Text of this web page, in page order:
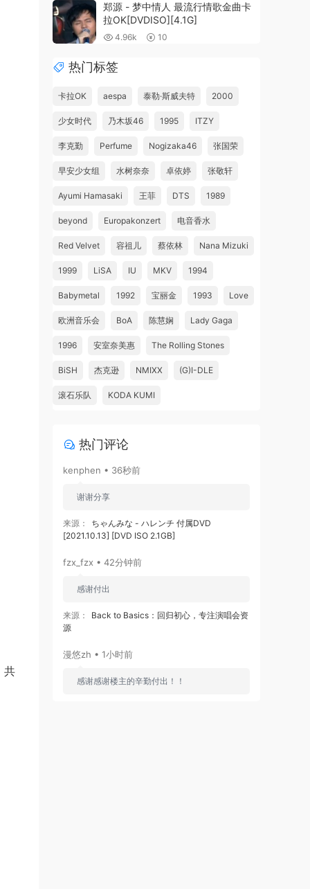
共
郑源 - 梦中情人 最流行情歌金曲卡
拉OK[DVDISO][4.1G]
4.96k 10
热门标签
卡拉OK aespa 泰勒·斯威夫特 2000
少女时代 乃木坂46 1995 ITZY
李克勤 Perfume Nogizaka46 张国荣
早安少女组 水树奈奈 卓依婷 张敬轩
Ayumi Hamasaki 王菲 DTS 1989
beyond Europakonzert 电音香水
Red Velvet 容祖儿 蔡依林 Nana Mizuki
1999 LiSA IU MKV 1994
Babymetal 1992 宝丽金 1993 Love
欧洲音乐会 BoA 陈慧娴 Lady Gaga
1996 安室奈美惠 The Rolling Stones
BiSH 杰克逊 NMIXX (G)I-DLE
滚石乐队 KODA KUMI
热门评论
kenphen • 36秒前
谢谢分享
来源：
ちゃんみな - ハレンチ 付属DVD
[2021.10.13] [DVD ISO 2.1GB]
fzx_fzx • 42分钟前
感谢付出
来源：
Back to Basics：回归初心，专注演唱会资
源
漫悠zh • 1小时前
感谢感谢楼主的辛勤付出！！